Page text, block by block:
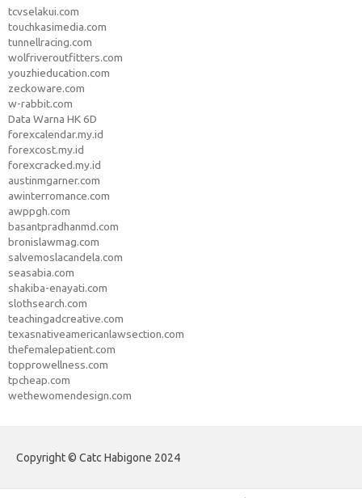
tcvselakui.com
touchkasimedia.com
tunnellracing.com
wolfriveroutfitters.com
youzhieducation.com
zeckoware.com
w-rabbit.com
Data Warna HK 6D
forexcalendar.my.id
forexcost.my.id
forexcracked.my.id
austinmgarner.com
awinterromance.com
awppgh.com
basantpradhanmd.com
bronislawmag.com
salvemoslacandela.com
seasabia.com
shakiba-enayati.com
slothsearch.com
teachingadcreative.com
texasnativeamericanlawsection.com
thefemalepatient.com
topprowellness.com
tpcheap.com
wethewomendesign.com
Copyright © Catc Habigone 2024